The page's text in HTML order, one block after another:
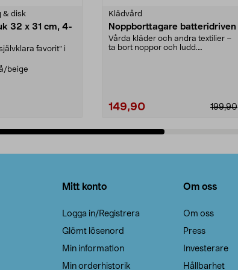
& disk
32 x 31 cm, 4-
favorit” i
beige
Klädvård
Noppborttagare batteridriven
Vårda kläder och andra textilier –
ta bort noppor och ludd.
199,90
149,90
Mitt konto
Logga in/Registrera
Glömt lösenord
Min information
Min orderhistorik
Om oss
Om oss
Press
Investerare
Hållbarhet